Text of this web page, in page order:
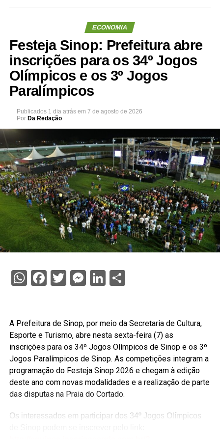
ECONOMIA
Festeja Sinop: Prefeitura abre
inscrições para os 34º Jogos
Olímpicos e os 3º Jogos
Paralímpicos
Publicados 1 dia atrás em 7 de agosto de 2026
Por Da Redação
WhatsApp
Facebook
Twitter
Messenger
LinkedIn
Share
A Prefeitura de Sinop, por meio da Secretaria de Cultura,
Esporte e Turismo, abre nesta sexta-feira (7) as
inscrições para os 34º Jogos Olímpicos de Sinop e os 3º
Jogos Paralímpicos de Sinop. As competições integram a
programação do Festeja Sinop 2026 e chegam à edição
deste ano com novas modalidades e a realização de parte
das disputas na Praia do Cortado.
Os interessados em participar dos 34º Jogos Olímpicos